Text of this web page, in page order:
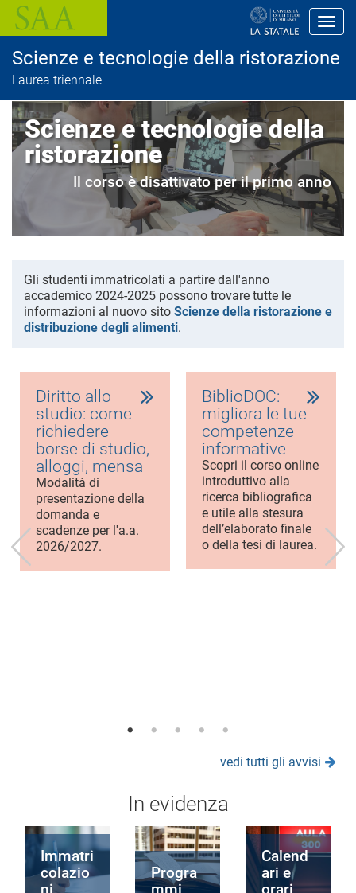
l
c
Scienze e tecnologie della ristorazione
Laurea triennale
Scienze e tecnologie della
ristorazione
Il corso è disattivato per il primo anno
Gli studenti immatricolati a partire dall'anno
accademico 2024-2025 possono trovare tutte le
informazioni al nuovo sito Scienze della ristorazione e
distribuzione degli alimenti.
Diritto allo
studio: come
richiedere
borse di studio,
alloggi, mensa
Modalità di
presentazione della
domanda e
scadenze per l'a.a.
2026/2027.
BiblioDOC:
migliora le tue
competenze
informative
Scopri il corso online
introduttivo alla
ricerca bibliografica
e utile alla stesura
dell’elaborato finale
o della tesi di laurea.
vedi tutti gli avvisi
In evidenza
Immatri
colazio
Progra
Calend
ari e